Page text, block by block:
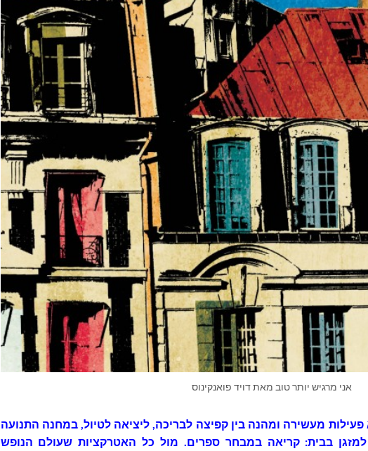
אני מרגיש יותר טוב מאת דויד פואנקינוס
מעשירה ומהנה בין קפיצה לבריכה, ליציאה לטיול, במחנה התנועה
בבית: קריאה במבחר ספרים. מול כל האטרקציות שעולם הנופש